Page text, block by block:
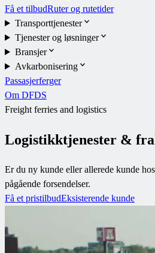
Få et tilbudRuter og rutetider
Transporttjenester
Tjenester og løsninger
Bransjer
Avkarbonisering
Passasjerferger
Om DFDS
Freight ferries and logistics
Logistikktjenester &
Er du ny kunde eller allerede kunde
pågående forsendelser.
Få et pristilbudEksisterende kunde